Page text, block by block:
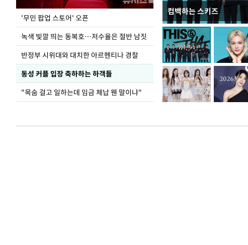
'무민 팝업 스토어' 오픈
녹색 빛깔 띄는 동복호…저수율은 절반 남짓
반정부 시위대와 대치한 아르헨티나 경찰
동성 커플 입장 축하하는 하객들
"목숨 걸고 일하는데 임금 체납 웬 말이냐"
컴백하는 스키즈
지석천 뒤덮은 개구리밥